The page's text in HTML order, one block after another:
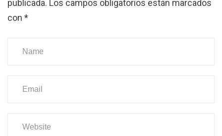
publicada. Los campos obligatorios están marcados
con *